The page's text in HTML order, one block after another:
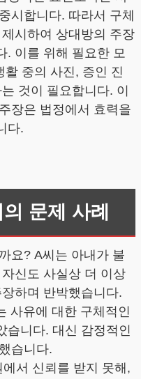
시합니다. 따라서 구체
시하여 상대방의 주장
. 이를 위해 필요한 모
중의 사진, 증인 진
것이 필요합니다. 이
장은 법정에서 효력을
다.
문제 사례
요? A씨는 아내가 불
신도 사실상 더 이상
하며 반박했습니다.
사유에 대한 구체적인
습니다. 대신 감정적인
습니다.
서 신뢰를 받지 못해,